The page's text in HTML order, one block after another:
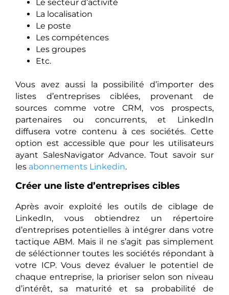
Le secteur d’activité
La localisation
Le poste
Les compétences
Les groupes
Etc.
Vous avez aussi la possibilité d’importer des
listes d’entreprises ciblées, provenant de
sources comme votre CRM, vos prospects,
partenaires ou concurrents, et LinkedIn
diffusera votre contenu à ces sociétés. Cette
option est accessible que pour les utilisateurs
ayant SalesNavigator Advance. Tout savoir sur
les abonnements Linkedin.
Créer une liste d’entreprises cibles
Après avoir exploité les outils de ciblage de
LinkedIn, vous obtiendrez un répertoire
d’entreprises potentielles à intégrer dans votre
tactique ABM. Mais il ne s’agit pas simplement
de séléctionner toutes les sociétés répondant à
votre ICP. Vous devez évaluer le potentiel de
chaque entreprise, la prioriser selon son niveau
d’intérêt, sa maturité et sa probabilité de